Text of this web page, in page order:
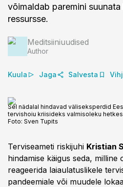
võimaldab paremini
ressursse.
Meditsiiniuudised
Author
Kuula Jaga Salvesta
Sel nädalal hindavad väliseksperdid
tervishoiu kriisideks valmisoleku
Foto: Sven Tupits
Terviseameti riskijuhi Kristian
hindamise käigus seda, milline
reageerida laiaulatuslikele
pandeemiale või muudele